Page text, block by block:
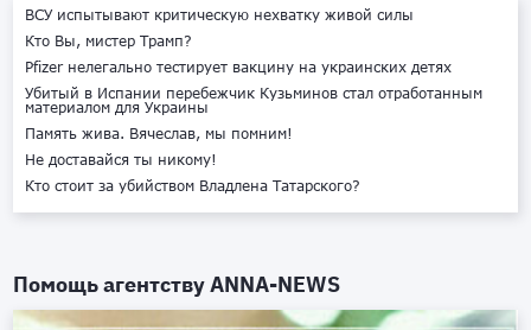
ВСУ испытывают критическую нехватку живой силы
Кто Вы, мистер Трамп?
Pfizer нелегально тестирует вакцину на украинских детях
Убитый в Испании перебежчик Кузьминов стал отработанным
материалом для Украины
Память жива. Вячеслав, мы помним!
Не доставайся ты никому!
Кто стоит за убийством Владлена Татарского?
Помощь агентствуANNA-NEWS